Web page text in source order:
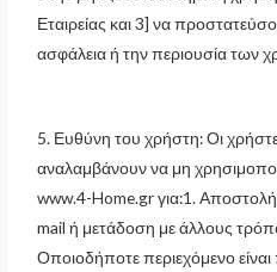
Εταιρείας και 3] να
ασφάλεια ή την περιουσία των
5. Ευθύνη του χρήστη: Οι
αναλαμβάνουν να μη
www.4-Home.gr για:1.
mail ή μετάδοση με άλλους
Οποιοδήποτε περιεχόμενο